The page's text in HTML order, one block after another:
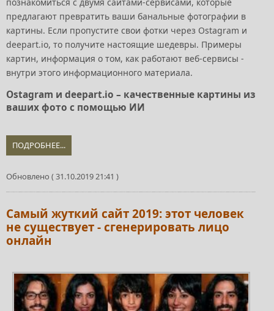
предлагают превратить ваши банальные фотографии в
картины. Если пропустите свои фотки через Ostagram и
deepart.io, то получите настоящие шедевры. Примеры
картин, информация о том, как работают веб-сервисы -
внутри этого информационного материала.
Ostagram и deepart.io – качественные картины из
ваших фото с помощью ИИ
ПОДРОБНЕЕ...
Обновлено ( 31.10.2019 21:41 )
Самый жуткий сайт 2019: этот человек
не существует - сгенерировать лицо
онлайн